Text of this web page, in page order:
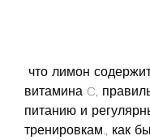
витамина C,
питанию и
тренировкам., как